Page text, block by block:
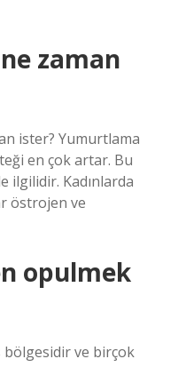
zaman
ister? Yumurtlama
en çok artar. Bu
ilgilidir. Kadınlarda
östrojen ve
opulmek
bölgesidir ve birçok